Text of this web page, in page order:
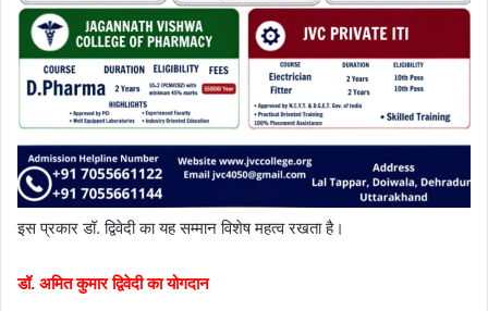
इस प्रकार डॉ. द्विवेदी का यह सम्मान विशेष महत्व रखता है।
डॉ. अमित कुमार द्विवेदी का योगदान